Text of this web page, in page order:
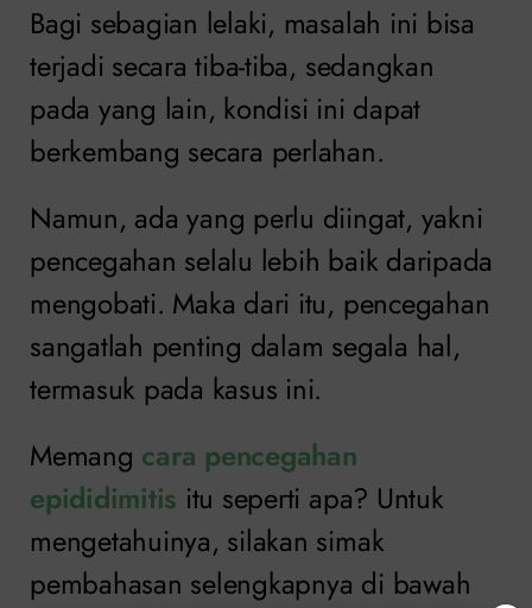
Bagi sebagian lelaki, masalah ini bisa
terjadi secara tiba-tiba, sedangkan
pada yang lain, kondisi ini dapat
berkembang secara perlahan.
Namun, ada yang perlu diingat, yakni
pencegahan selalu lebih baik daripada
mengobati. Maka dari itu, pencegahan
sangatlah penting dalam segala hal,
termasuk pada kasus ini.
Memang cara pencegahan
epididimitis itu seperti apa? Untuk
mengetahuinya, silakan simak
pembahasan selengkapnya di bawah